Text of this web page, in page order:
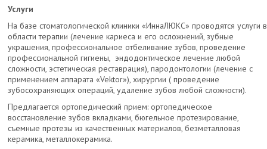
Услуги
На базе стоматологической клиники «ИннаЛЮКС» проводятся услуги в
области терапии (лечение кариеса и его осложнений, зубные
украшения, профессиональное отбеливание зубов, проведение
профессиональной гигиены, эндодонтическое лечение любой
сложности, эстетическая реставрация), пародонтологии (лечение с
применением аппарата «Vektor»), хирургии ( проведение
зубосохраняющих операций, удаление зубов любой сложности).
Предлагается ортопедический прием: ортопедическое
восстановление зубов вкладками, бюгельное протезирование,
съемные протезы из качественных материалов, безметалловая
керамика, металлокерамика.